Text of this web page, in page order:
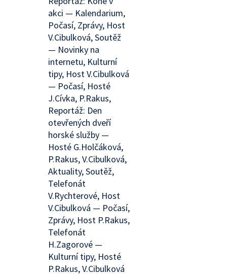
akci — Kalendarium,
Počasí, Zprávy, Host
V.Cibulková, Soutěž
— Novinky na
internetu, Kulturní
tipy, Host V.Cibulková
— Počasí, Hosté
J.Cívka, P.Rakus,
Reportáž: Den
otevřených dveří
horské služby —
Hosté G.Holčáková,
P.Rakus, V.Cibulková,
Aktuality, Soutěž,
Telefonát
V.Rychterové, Host
V.Cibulková — Počasí,
Zprávy, Host P.Rakus,
Telefonát
H.Zagorové —
Kulturní tipy, Hosté
P.Rakus, V.Cibulková